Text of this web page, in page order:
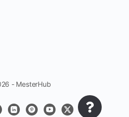
- MesterHub